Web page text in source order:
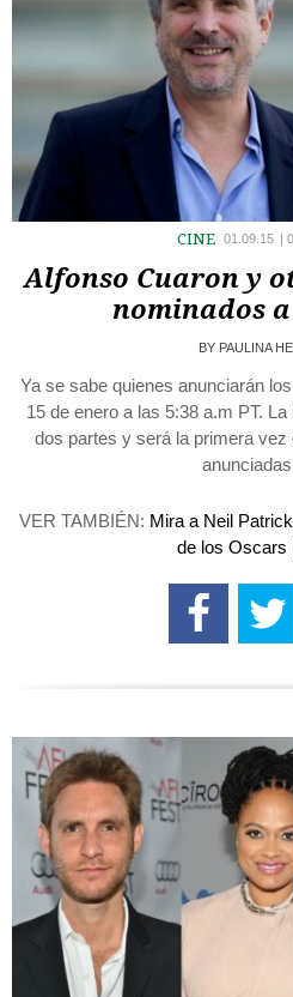
CINE 01.09.15
Alfonso Cuaron y
nominados
BY PAULINA
Ya se sabe quienes anunciarán
15 de enero a las 5:38 a.m PT.
dos partes y será la primera
VER TAMBIÉN: Mira a Neil
de los Oscars